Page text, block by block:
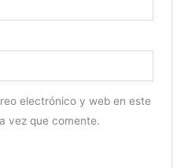
electrónico y web en este
vez que comente.